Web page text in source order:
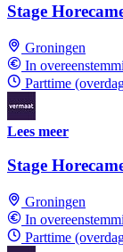
Stage
Groningen
In
Parttime
Lees meer
Stage
Groningen
In
Parttime